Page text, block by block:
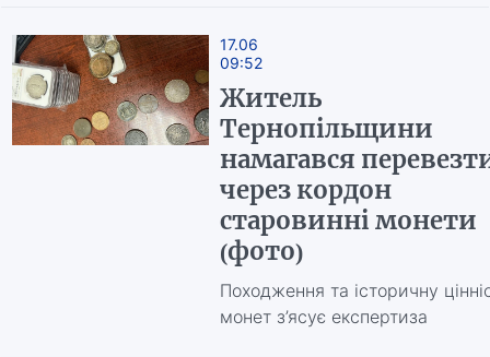
17.06
09:52
Житель
Тернопільщини
намагався
через кордон
старовинні монети
(фото)
Походження та історичну
монет з’ясує експертиза